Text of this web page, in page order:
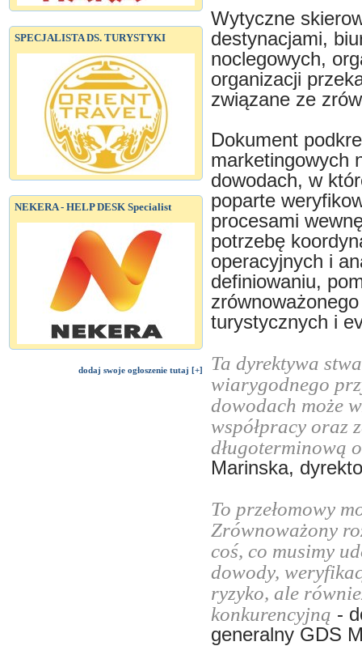
SPECJALISTA DS. TURYSTYKI
NEKERA - HELP DESK Specialist
dodaj swoje ogłoszenie tutaj [+]
Wytyczne
destynacjami,
noclegowych,
organizacji
związane ze
Dokument
marketingowych
dowodach, w
poparte
procesami
potrzebę
operacyjnych i
definiowaniu,
turystycznych i
Ta dyrektywa
wiarygodnego
dowodach może
współpracy oraz
długoterminową
Marinska,
To przełomowy
Zrównoważony
coś, co musimy
dowody,
ryzyko, ale
konkurencyjną -
generalny GDS